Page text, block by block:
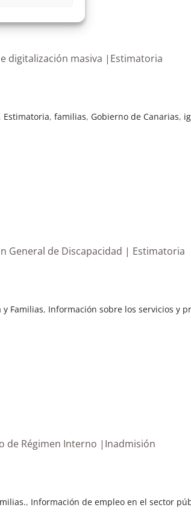
digitalización masiva |Estimatoria
, Estimatoria,familias, Gobierno de Canarias,
General de Discapacidad | Estimatoria
y Familias, Información sobre los servicios y
de Régimen Interno |Inadmisión
, Información de empleo en el sector